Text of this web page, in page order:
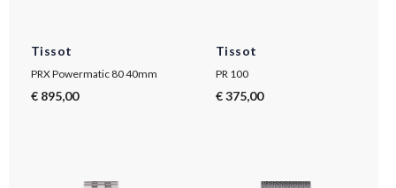
Tissot
PRX Powermatic 80 40mm
€ 895,00
Tissot
PR 100
€ 375,00